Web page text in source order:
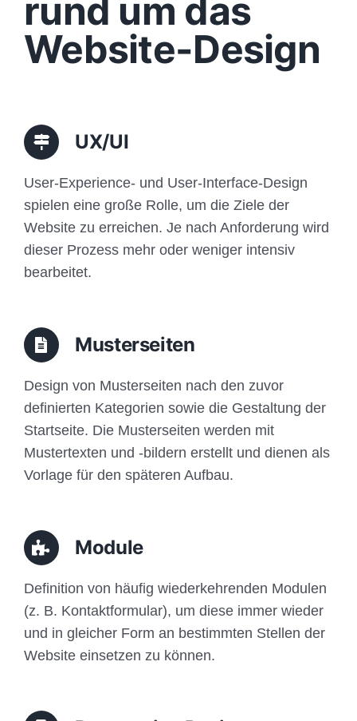
Funktionen
Aufbau
rund um das
Website-Design
UX/UI
User-Experience- und User-Interface-Design
spielen eine große Rolle, um die Ziele der
Website zu erreichen. Je nach Anforderung wird
dieser Prozess mehr oder weniger intensiv
bearbeitet.
Musterseiten
Design von Musterseiten nach den zuvor
definierten Kategorien sowie die Gestaltung der
Startseite. Die Musterseiten werden mit
Mustertexten und -bildern erstellt und dienen als
Vorlage für den späteren Aufbau.
Module
Definition von häufig wiederkehrenden Modulen
(z. B. Kontaktformular), um diese immer wieder
und in gleicher Form an bestimmten Stellen der
Website einsetzen zu können.